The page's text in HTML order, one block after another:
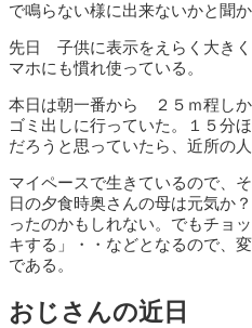
で鳴らない様に出来ないかと聞
先日 子供に表示をえらく大き
マホにも慣れ使っている。
本日は朝一番から ２５ｍ程し
ゴミ出しに行っていた。１５分
だろうと思っていたら、近所の
マイペースで生きているので、
日の夕食時奥さんの母は元気か
ったのかもしれない。でもチョ
キする」・・などとなるので、
である。
おじさんの近日